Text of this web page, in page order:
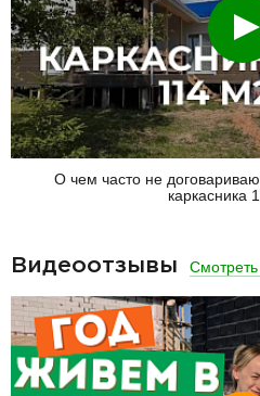
О чем часто не
каркасника
Видеоотзывы Смотреть